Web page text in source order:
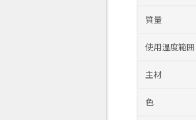
質量
使用温度範囲
主材
色